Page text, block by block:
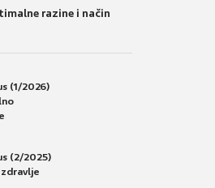
razine i način
(1/2026)
(2/2025)